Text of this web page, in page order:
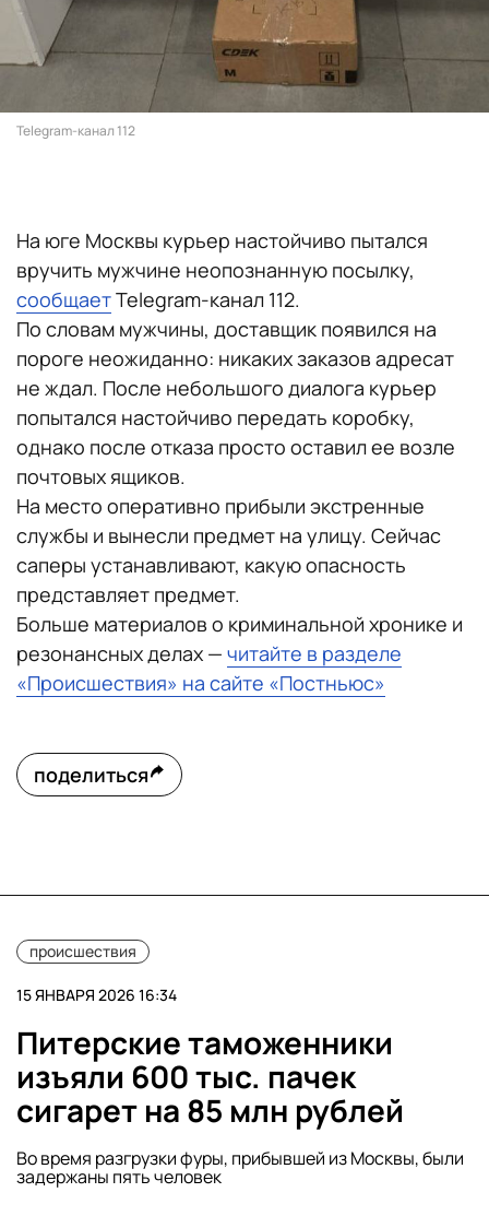
Telegram-канал 112
На юге Москвы курьер настойчиво пытался
вручить мужчине неопознанную посылку,
сообщаетTelegram-канал 112.
По словам мужчины, доставщик появился на
пороге неожиданно: никаких заказов адресат
не ждал. После небольшого диалога курьер
попытался настойчиво передать коробку,
однако после отказа просто оставил ее возле
почтовых ящиков.
На место оперативно прибыли экстренные
службы и вынесли предмет на улицу. Сейчас
саперы устанавливают, какую опасность
представляет предмет.
Больше материалов о криминальной хронике и
резонансных делах — читайте в разделе
«Происшествия» на сайте «Постньюс»
поделиться
происшествия
15 ЯНВАРЯ 2026 16:34
Питерские таможенники
изъяли 600 тыс. пачек
сигарет на 85 млн рублей
Во время разгрузки фуры, прибывшей из Москвы, были
задержаны пять человек